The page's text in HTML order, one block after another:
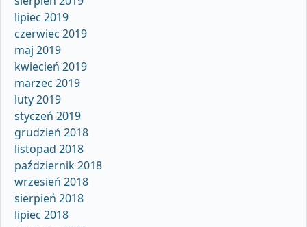
lipiec 2019
czerwiec 2019
maj 2019
kwiecień 2019
marzec 2019
luty 2019
styczeń 2019
grudzień 2018
listopad 2018
październik 2018
wrzesień 2018
sierpień 2018
lipiec 2018